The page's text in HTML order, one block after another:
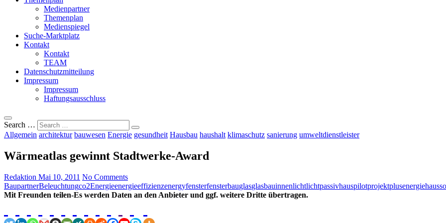
Medienpartner
Themenplan
Medienspiegel
Suche-Marktplatz
Kontakt
Kontakt
TEAM
Datenschutzmitteilung
Impressum
Impressum
Haftungsausschluss
Search …
Allgemein architektur bauwesen Energie gesundheit Hausbau haushalt klimaschutz sanierung umweltdienstleister
Wärmeatlas gewinnt Stadtwerke-Award
Redaktion Mai 10, 2011 No Comments
BaupartnerBeleuchtungco2Energieenergieeffizienzenergyfensterfensterbauglasglasbauinnenlichtlichtpassivhauspilotprojektplusenergiehaus
Mit Freunden teilen-Es werden Daten an den Anbieter und ggf. weitere Dritte übertragen.